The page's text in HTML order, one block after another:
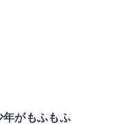
年がもふもふ